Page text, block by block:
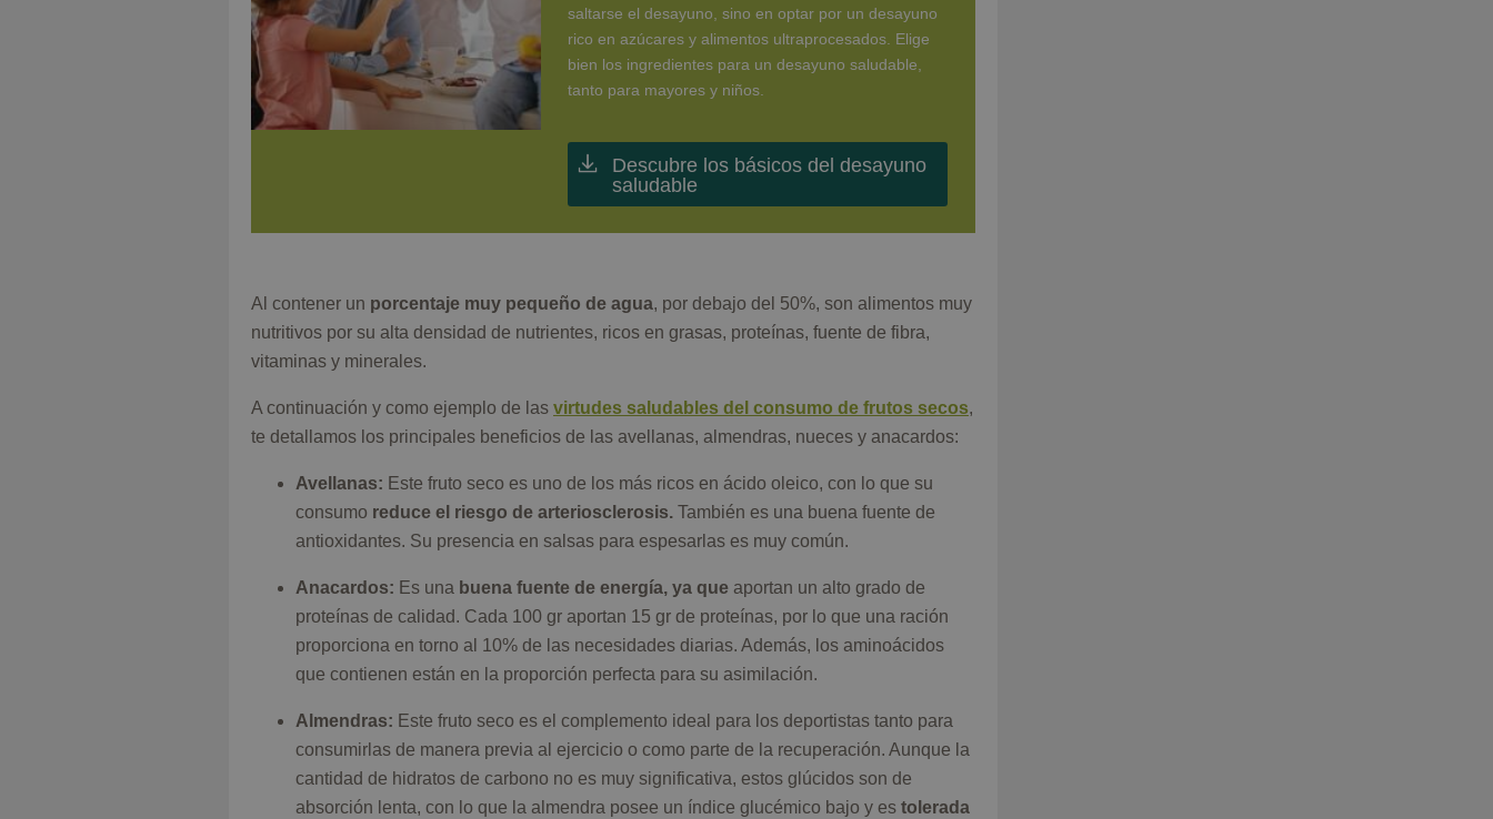
saltarse el desayuno, sino en optar por un desayuno
rico en azúcares y alimentos ultraprocesados. Elige
bien los ingredientes para un desayuno saludable,
tanto para mayores y niños.
Descubre los básicos del desayuno
saludable
Al contener un porcentaje muy pequeño de agua, por debajo del 50%, son alimentos muy
nutritivos por su alta densidad de nutrientes, ricos en grasas, proteínas, fuente de fibra,
vitaminas y minerales.
A continuación y como ejemplo de las virtudes saludables del consumo de frutos secos,
te detallamos los principales beneficios de las avellanas, almendras, nueces y anacardos:
Avellanas: Este fruto seco es uno de los más ricos en ácido oleico, con lo que su
consumo reduce el riesgo de arteriosclerosis. También es una buena fuente de
antioxidantes. Su presencia en salsas para espesarlas es muy común.
Anacardos: Es una buena fuente de energía, ya que aportan un alto grado de
proteínas de calidad. Cada 100 gr aportan 15 gr de proteínas, por lo que una ración
proporciona en torno al 10% de las necesidades diarias. Además, los aminoácidos
que contienen están en la proporción perfecta para su asimilación.
Almendras: Este fruto seco es el complemento ideal para los deportistas tanto para
consumirlas de manera previa al ejercicio o como parte de la recuperación. Aunque la
cantidad de hidratos de carbono no es muy significativa, estos glúcidos son de
absorción lenta, con lo que la almendra posee un índice glucémico bajo y es tolerada